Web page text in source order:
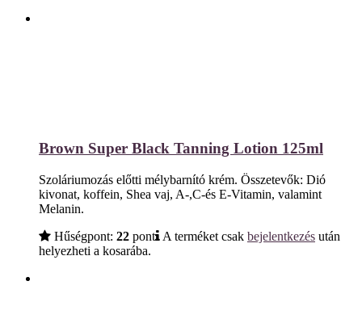
Brown Super Black Tanning Lotion 125ml
Szoláriumozás előtti mélybarnító krém. Összetevők: Dió
kivonat, koffein, Shea vaj, A-,C-és E-Vitamin, valamint
Melanin.
Hűségpont: 22 pont A terméket csak bejelentkezés után
helyezheti a kosarába.